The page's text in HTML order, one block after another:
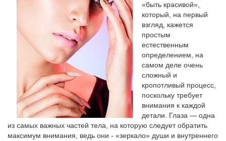
«быть красивой»,
который, на первый
взгляд, кажется
простым
естественным
определением, на
самом деле очень
сложный и
кропотливый процесс,
поскольку требует
внимания к каждой
детали. Глаза — одна
из самых важных частей тела, на которую следует обратить
максимум внимания, ведь они - «зеркало» души и внутреннего